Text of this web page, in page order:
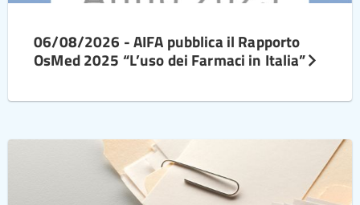
06/08/2026 - AIFA pubblica il Rapporto
OsMed 2025 “L’uso dei Farmaci in Italia”